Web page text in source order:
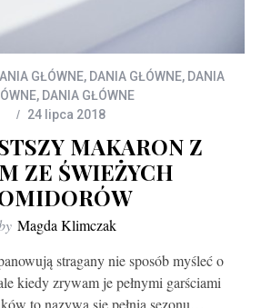
GŁÓWNE, DANIA GŁÓWNE, DANIA
, DANIA GŁÓWNE
24 lipca 2018
MAKARON Z
ZE ŚWIEŻYCH
Magda Klimczak
stragany nie sposób myśleć o
kiedy zrywam je pełnymi garściami
to nazywa się pełnia sezonu…